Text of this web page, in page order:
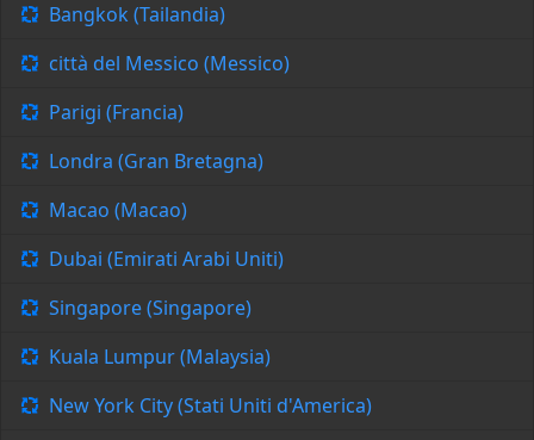
Bangkok (Tailandia)
città del Messico (Messico)
Parigi (Francia)
Londra (Gran Bretagna)
Macao (Macao)
Dubai (Emirati Arabi Uniti)
Singapore (Singapore)
Kuala Lumpur (Malaysia)
New York City (Stati Uniti d'America)